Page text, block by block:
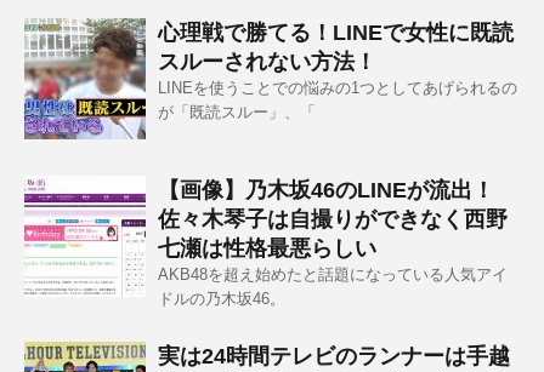
心理戦で勝てる！LINEで女性に既読
スルーされない方法！
LINEを使うことでの悩みの1つとしてあげられるの
が「既読スルー」、「
【画像】乃木坂46のLINEが流出！
佐々木琴子は自撮りができなく西野
七瀬は性格最悪らしい
AKB48を超え始めたと話題になっている人気アイ
ドルの乃木坂46。
実は24時間テレビのランナーは手越